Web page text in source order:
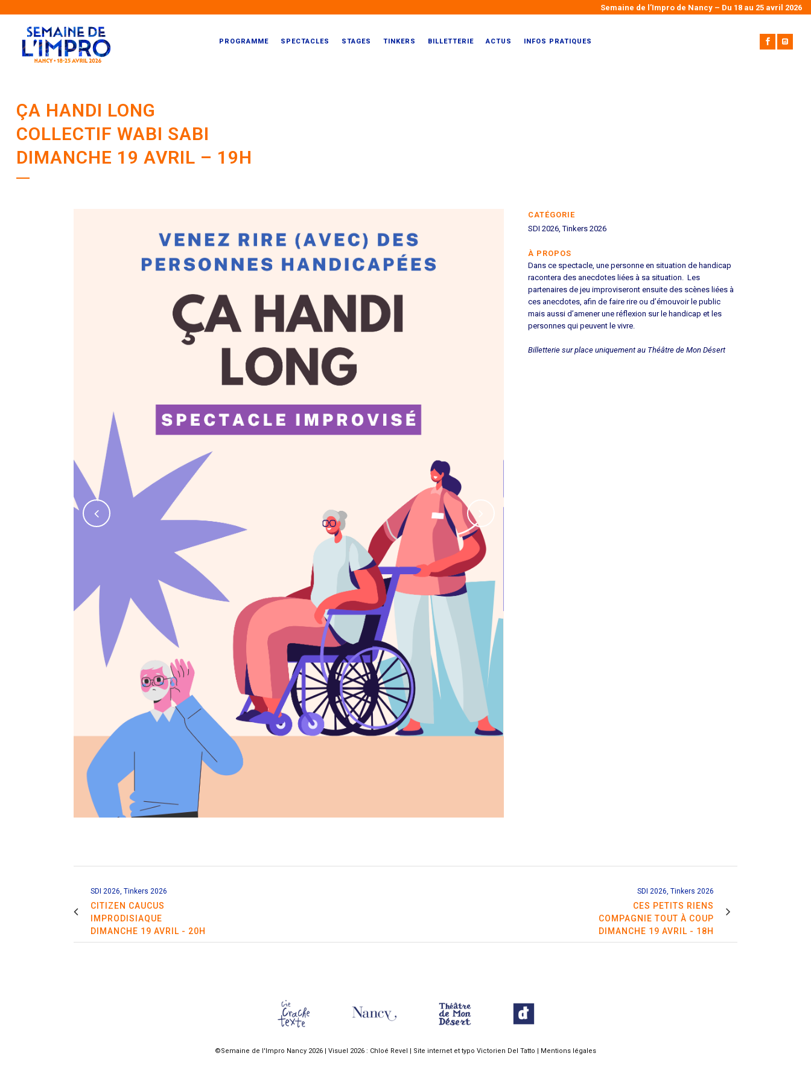
Semaine de l’Impro de Nancy – Du 18 au 25 avril 2026
PROGRAMME SPECTACLES STAGES TINKERS BILLETTERIE ACTUS INFOS PRATIQUES
ÇA HANDI LONG
COLLECTIF WABI SABI
DIMANCHE 19 AVRIL – 19H
CATÉGORIE
SDI 2026, Tinkers 2026
À PROPOS
Dans ce spectacle, une personne en situation de handicap
racontera des anecdotes liées à sa situation. Les
partenaires de jeu improviseront ensuite des scènes liées à
ces anecdotes, afin de faire rire ou d’émouvoir le public
mais aussi d’amener une réflexion sur le handicap et les
personnes qui peuvent le vivre.
Billetterie sur place uniquement au Théâtre de Mon Désert
SDI 2026, Tinkers 2026
CITIZEN CAUCUS
IMPRODISIAQUE
DIMANCHE 19 AVRIL - 20H
SDI 2026, Tinkers 2026
CES PETITS RIENS
COMPAGNIE TOUT À COUP
DIMANCHE 19 AVRIL - 18H
©Semaine de l'Impro Nancy 2026 | Visuel 2026 : Chloé Revel | Site internet et typo Victorien Del Tatto | Mentions légales